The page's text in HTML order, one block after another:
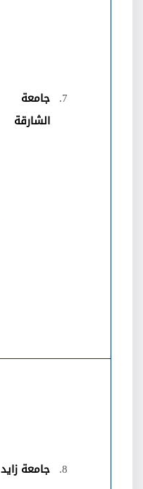
جامعة
الشارقة
جامعة زايد